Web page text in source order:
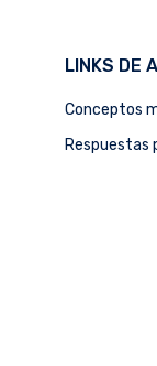
LINKS DE
Conceptos
Respuestas